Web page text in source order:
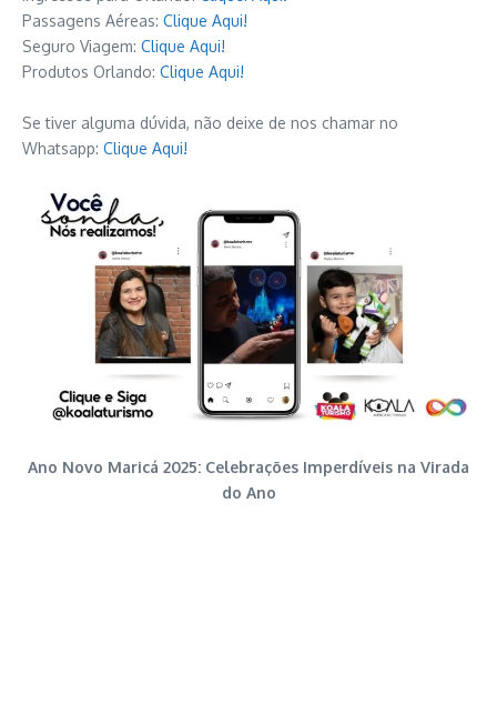
Passagens Aéreas: Clique Aqui!
Seguro Viagem: Clique Aqui!
Produtos Orlando: Clique Aqui!
Se tiver alguma dúvida, não deixe de nos chamar no
Whatsapp: Clique Aqui!
Ano Novo Maricá 2025: Celebrações Imperdíveis na Virada
do Ano